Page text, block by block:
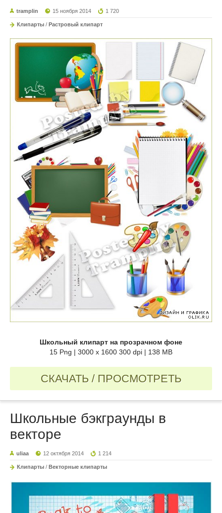
tramplin 15 ноября 2014 1 720
Клипарты / Растровый клипарт
Школьный клипарт на прозрачном фоне
15 Png | 3000 x 1600 300 dpi | 138 MB
СКАЧАТЬ / ПРОСМОТРЕТЬ
Школьные бэкграунды в
векторе
uliaa 12 октября 2014 1 214
Клипарты / Векторные клипарты